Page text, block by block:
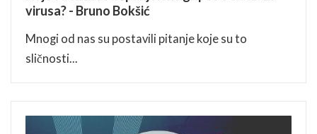
virusa? - Bruno Bokšić
Mnogi od nas su postavili pitanje koje su to
sličnosti...